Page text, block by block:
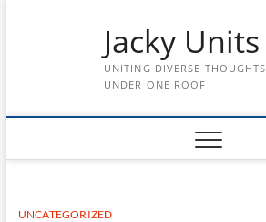
Jacky Units
UNITING DIVERSE THOUGHTS
UNDER ONE ROOF
UNCATEGORIZED